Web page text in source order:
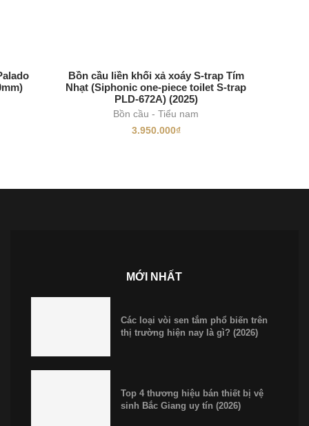
Bồn cầu liền khối xả xoáy S-trap Tím
Nhạt (Siphonic one-piece toilet S-trap
PLD-672A) (2025)
Bồn cầu - Tiểu nam
3.950.000₫
MỚI NHẤT
Các loại vòi sen tắm phổ biến trên
thị trường hiện nay là gì? (2026)
Top 4 thương hiệu bán thiết bị vệ
sinh Bắc Giang uy tín (2026)